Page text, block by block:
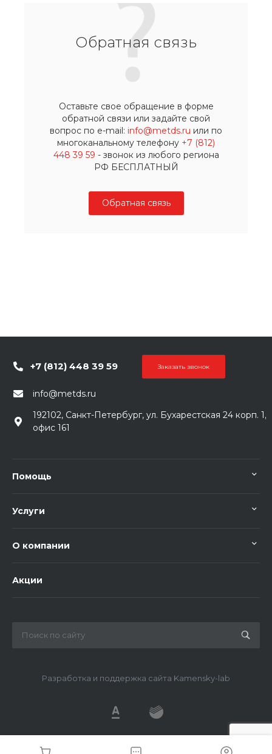
Обратная связь
Оставьте свое обращение в форме
обратной связи или задайте свой
вопрос по e-mail: info@metds.ru или по
многоканальному телефону +7 (812)
448 39 59 - звонок из любого региона
РФ БЕСПЛАТНЫЙ
Обратная связь
+7 (812) 448 39 59 Заказать звонок
info@metds.ru
192102, Санкт-Петербург, ул. Бухарестская 24 корп. 1,
офис 161
Помощь
Услуги
О компании
Акции
Разработка и поддержка сайта Kamensky-lab